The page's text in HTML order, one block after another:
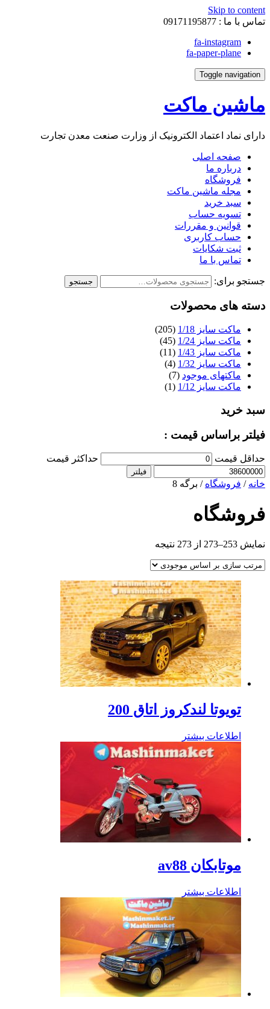
Skip to content
تماس با ما : 09171195877
fa-instagram
fa-paper-plane
Toggle navigation
ماشین ماکت
دارای نماد اعتماد الکترونیک از وزارت صنعت معدن تجارت
صفحه اصلی
درباره ما
فروشگاه
مجله ماشین ماکت
سبد خرید
تسویه حساب
قوانین و مقررات
حساب کاربری
ثبت شکایات
تماس با ما
جستجو برای: جستجو
دسته های محصولات
ماکت سایز 1/18
(205)
ماکت سایز 1/24
(45)
ماکت سایز 1/43
(11)
ماکت سایز 1/32
(4)
ماکتهای موجود (7)
ماکت سایز 1/12
(1)
سبد خرید
فیلتر براساس قیمت :
حداقل قیمت حداکثر قیمت
فیلتر
خانه / فروشگاه / برگه 8
فروشگاه
نمایش 253–273 از 273 نتیجه
تویوتا لندکروز اتاق 200
اطلاعات بیشتر
موتابکان av88
اطلاعات بیشتر